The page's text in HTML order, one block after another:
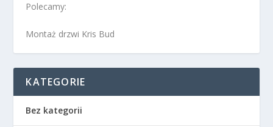
Polecamy:
Montaż drzwi Kris Bud
KATEGORIE
Bez kategorii